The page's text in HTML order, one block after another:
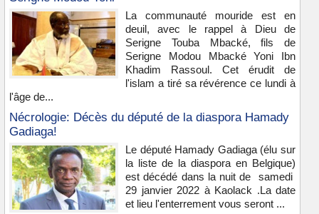
La communauté mouride est en
deuil, avec le rappel à Dieu de
Serigne Touba Mbacké, fils de
Serigne Modou Mbacké Yoni Ibn
Khadim Rassoul. Cet érudit de
l'islam a tiré sa révérence ce lundi à
l'âge de...
Nécrologie: Décès du député de la diaspora Hamady
Gadiaga!
Le député Hamady Gadiaga (élu sur
la liste de la diaspora en Belgique)
est décédé dans la nuit de samedi
29 janvier 2022 à Kaolack .La date
et lieu l'enterrement vous seront ...